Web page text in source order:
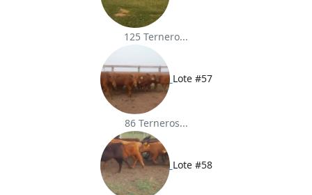
125 Ternero...
Lote #57
86 Terneros...
Lote #58